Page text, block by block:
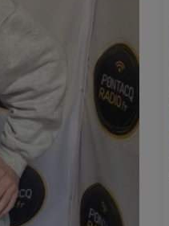
Émilie